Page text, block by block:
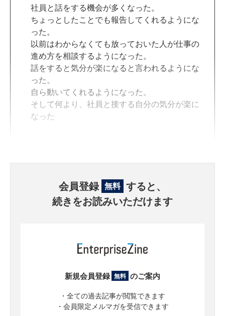
社員と話をする機会が多くなった。
ちょっとしたことでも報告してくれるようにな
った。
以前はわからなくても放っておいた人が仕事の
進め方を相談するようになった。
話をすると気分が楽になると言われるようにな
った。
自ら動いてくれるようになった。
そして何より、社員と接する自分の気分が楽に
なった
会員登録 無料 すると、
続きをお読みいただけます
新規会員登録 無料 のご案内
・全ての過去記事が閲覧できます
・会員限定メルマガを受信できます